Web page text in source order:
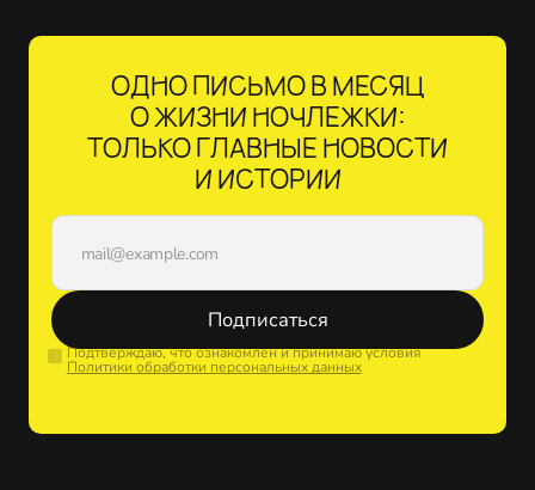
ОДНО ПИСЬМО В МЕСЯЦ
О ЖИЗНИ НОЧЛЕЖКИ:
ТОЛЬКО ГЛАВНЫЕ НОВОСТИ
И ИСТОРИИ
Подписаться
Подтверждаю, что ознакомлен и принимаю условия
Политики обработки персональных данных